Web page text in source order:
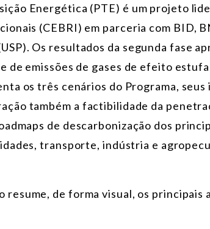
Energética (PTE) é um projeto
(CEBRI) em parceria com BID,
Os resultados da segunda fase
de emissões de gases de efeito
os três cenários do Programa,
também a factibilidade da
de descarbonização dos
transporte, indústria e
resume, de forma visual, os principais